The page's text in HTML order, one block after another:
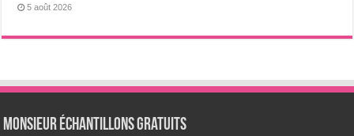
5 août 2026
Monsieur échantillons Gratuits